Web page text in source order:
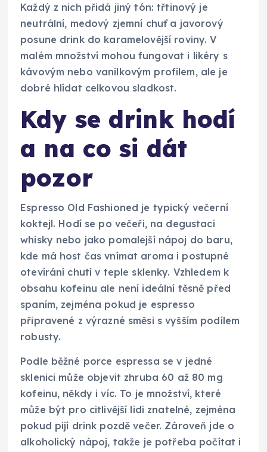
Každý z nich přidá jiný tón: třtinový je
neutrální, medový zjemní chuť a javorový
posune drink do karamelovější roviny. V
malém množství mohou fungovat i likéry s
kávovým nebo vanilkovým profilem, ale je
dobré hlídat celkovou sladkost.
Kdy se drink hodí
a na co si dát
pozor
Espresso Old Fashioned je typický večerní
koktejl. Hodí se po večeři, na degustaci
whisky nebo jako pomalejší nápoj do baru,
kde má host čas vnímat aroma i postupné
otevírání chutí v teple sklenky. Vzhledem k
obsahu kofeinu ale není ideální těsně před
spaním, zejména pokud je espresso
připravené z výrazné směsi s vyšším podílem
robusty.
Podle běžné porce espressa se v jedné
sklenici může objevit zhruba 60 až 80 mg
kofeinu, někdy i víc. To je množství, které
může být pro citlivější lidi znatelné, zejména
pokud pijí drink pozdě večer. Zároveň jde o
alkoholický nápoj, takže je potřeba počítat i